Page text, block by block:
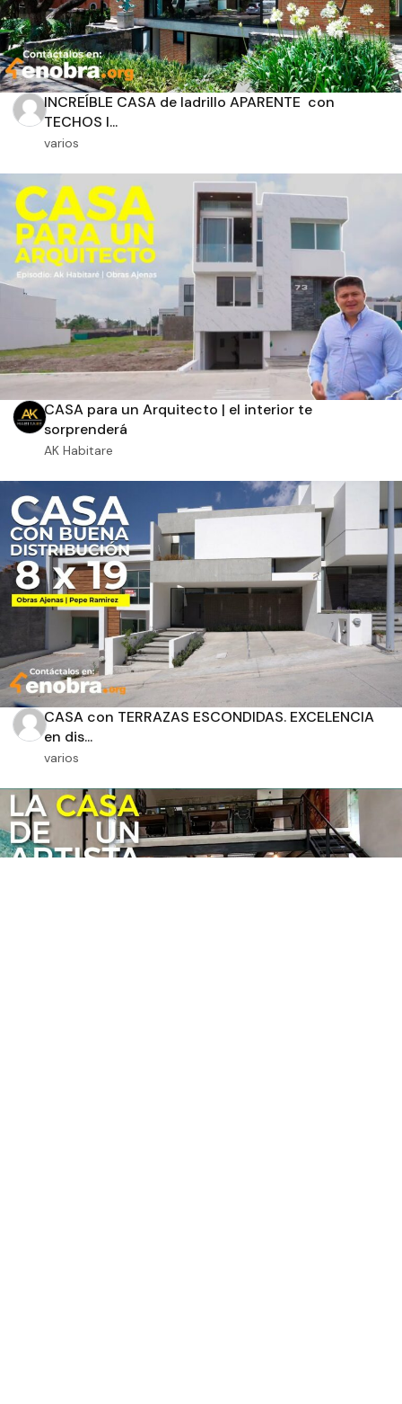
INCREÍBLE CASA de ladrillo APARENTE con
TECHOS I...
varios
CASA para un Arquitecto | el interior te
sorprenderá
AK Habitare
CASA con TERRAZAS ESCONDIDAS. EXCELENCIA
en dis...
varios
m2 de construcción
m2 de terreno
Aplicar filtros